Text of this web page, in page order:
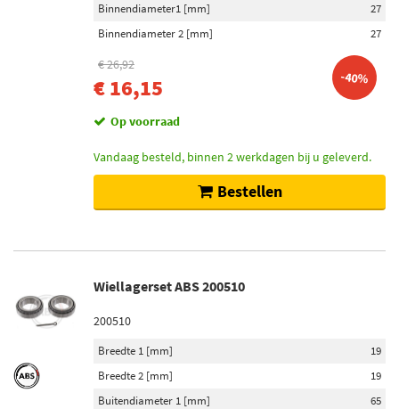
Binnendiameter1 [mm]
27
Binnendiameter 2 [mm]
27
€ 26,92
€ 16,15 -40%
Op voorraad
Vandaag besteld, binnen 2 werkdagen bij u geleverd.
Bestellen
Wiellagerset ABS 200510
200510
Breedte 1 [mm]
19
Breedte 2 [mm]
19
Buitendiameter 1 [mm]
65